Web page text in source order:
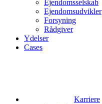
Ejendomsselskab
Ejendomsudvikler
Forsyning
Rådgiver
Ydelser
Cases
Karriere